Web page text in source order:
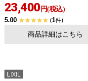
23,400 円(税込)
5.00 (1件)
商品詳細はこちら
LIXIL